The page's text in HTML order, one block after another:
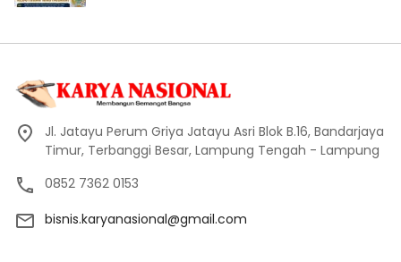
Jl. Jatayu Perum Griya Jatayu Asri Blok B.16, Bandarjaya
Timur, Terbanggi Besar, Lampung Tengah - Lampung
0852 7362 0153
bisnis.karyanasional@gmail.com